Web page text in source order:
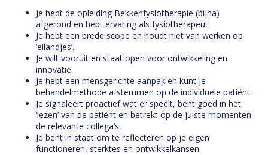
Je hebt de opleiding Bekkenfysiotherapie (bijna)
afgerond en hebt ervaring als fysiotherapeut
Je hebt een brede scope en houdt niet van werken op
‘eilandjes’.
Je wilt vooruit en staat open voor ontwikkeling en
innovatie.
Je hebt een mensgerichte aanpak en kunt je
behandelmethode afstemmen op de individuele patiënt.
Je signaleert proactief wat er speelt, bent goed in het
‘lezen’ van de patiënt en betrekt op de juiste momenten
de relevante collega’s.
Je bent in staat om te reflecteren op je eigen
functioneren, sterktes en ontwikkelkansen.